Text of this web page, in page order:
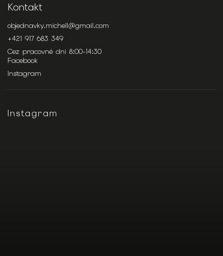
Kontakt
objednavky.michell@gmail.com
+421 917 683 349
Cez pracovné dni 8:00-14:30
Facebook
Instagram
Instagram